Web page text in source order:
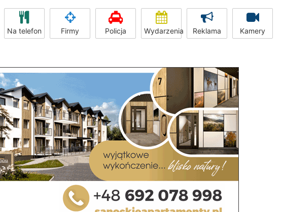
Na telefon Firmy Policja Wydarzenia Reklama Kamery